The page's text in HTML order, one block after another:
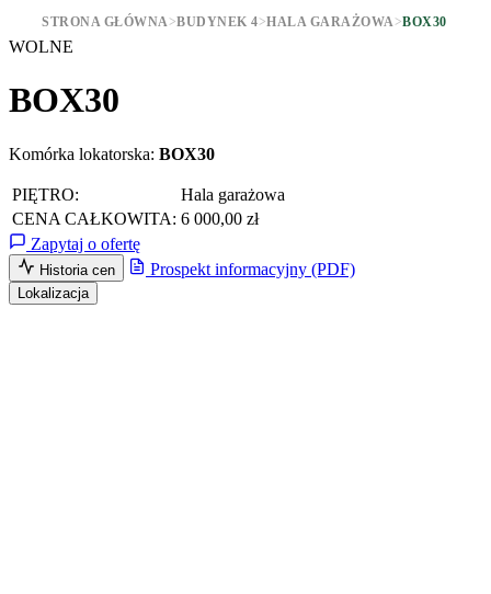
STRONA GŁÓWNA>BUDYNEK 4>HALA GARAŻOWA>BOX30
WOLNE
BOX30
Komórka lokatorska: BOX30
PIĘTRO:
Hala garażowa
CENA CAŁKOWITA: 6 000,00 zł
Zapytaj o ofertę
Historia cen Prospekt informacyjny (PDF)
Lokalizacja